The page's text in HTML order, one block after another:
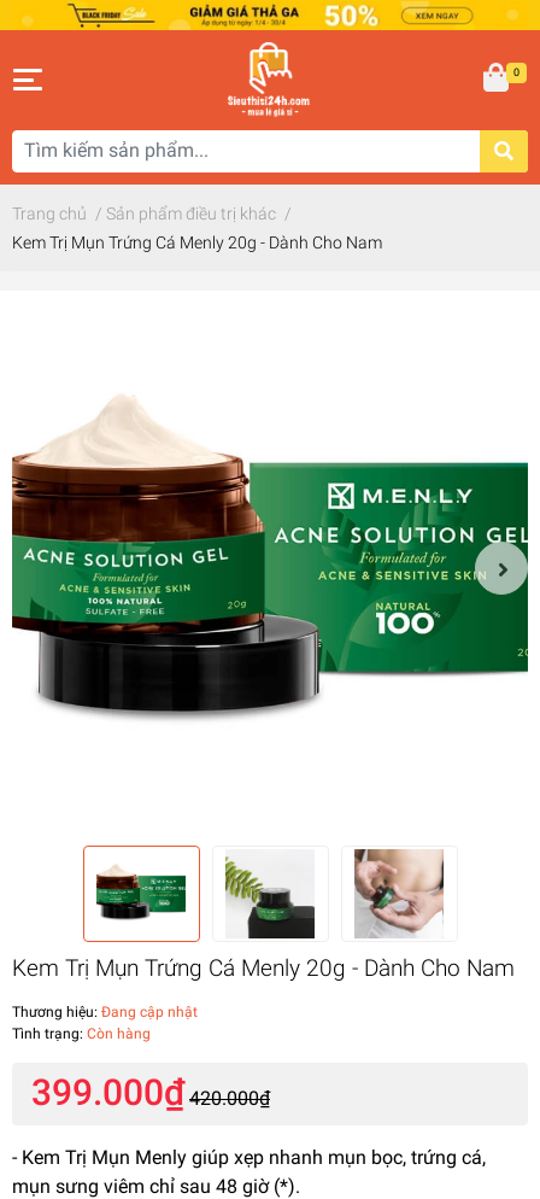
0
Trang chủ / Sản phẩm điều trị khác /
Kem Trị Mụn Trứng Cá Menly 20g - Dành Cho Nam
Kem Trị Mụn Trứng Cá Menly 20g - Dành Cho Nam
Thương hiệu: Đang cập nhật
Tình trạng: Còn hàng
399.000₫ 420.000₫
- Kem Trị Mụn Menly giúp xẹp nhanh mụn bọc, trứng cá,
mụn sưng viêm chỉ sau 48 giờ (*).